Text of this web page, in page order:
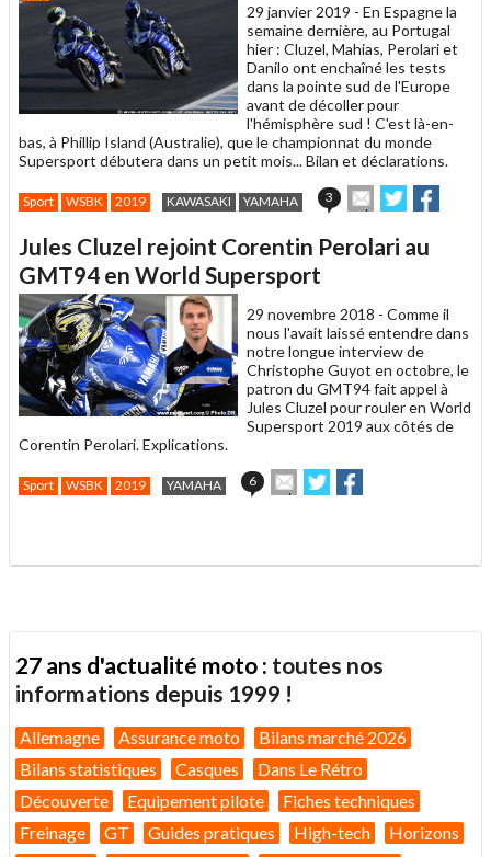
29 janvier 2019 - En Espagne la
semaine dernière, au Portugal
hier : Cluzel, Mahias, Perolari et
Danilo ont enchaîné les tests
dans la pointe sud de l'Europe
avant de décoller pour
l'hémisphère sud ! C'est là-en-
bas, à Phillip Island (Australie), que le championnat du monde
Supersport débutera dans un petit mois... Bilan et déclarations.
Sport WSBK 2019 KAWASAKI YAMAHA 3
Envoyer
cet
à
Partager
sur sur
Jules Cluzel rejoint Corentin Perolari au
GMT94 en World Supersport
29 novembre 2018 - Comme il
nous l'avait laissé entendre dans
notre longue interview de
Christophe Guyot en octobre, le
patron du GMT94 fait appel à
Jules Cluzel pour rouler en World
Supersport 2019 aux côtés de
Corentin Perolari. Explications.
Sport WSBK 2019 YAMAHA 6
Envoyer
cet
ami
Partager
sur sur
27 ans d'actualité moto : toutes nos
informations depuis 1999 !
Allemagne Assurance moto
Bilans marché 2026
Bilans statistiques
Casques
Dans Le Rétro
Découverte
Equipement pilote
Fiches techniques
Freinage
GT Guides pratiques High-tech
Horizons